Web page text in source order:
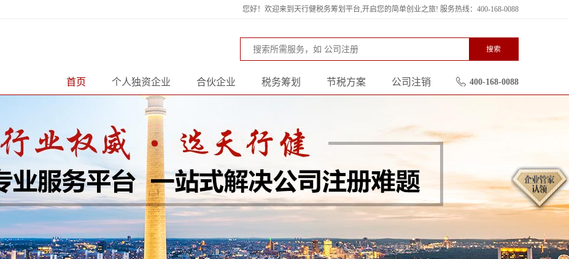
您好！欢迎来到天行健税务筹划平台,开启您的简单创业之旅! 服务热线：400-168-0088
搜索
400-168-0088
公司注销
节税方案
税务筹划
合伙企业
个人独资企业
首页